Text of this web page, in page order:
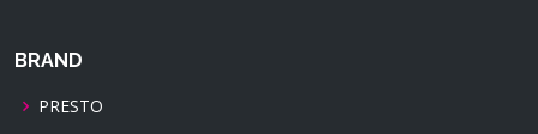
BRAND
PRESTO